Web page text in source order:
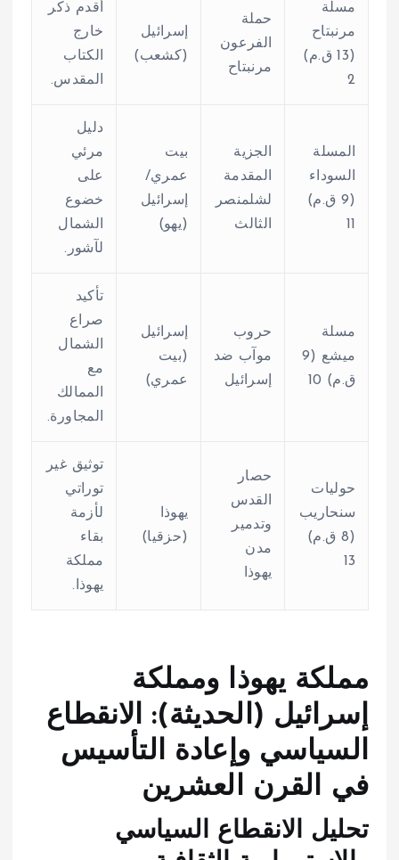
مسلة
مرنبتاح
(13 ق.م)
2
حملة
الفرعون
مرنبتاح
إسرائيل
(كشعب)
أقدم ذكر
خارج
الكتاب
المقدس.
المسلة
السوداء
(9 ق.م)
11
الجزية
المقدمة
لشلمنصر
الثالث
بيت
عمري/
إسرائيل
(يهو)
دليل
مرئي
على
خضوع
الشمال
لآشور.
مسلة
ميشع (9
ق.م) 10
حروب
موآب ضد
إسرائيل
إسرائيل
(بيت
عمري)
تأكيد
صراع
الشمال
مع
الممالك
المجاورة.
حوليات
سنحاريب
(8 ق.م)
13
حصار
القدس
وتدمير
مدن
يهوذا
يهوذا
(حزقيا)
توثيق غير
توراتي
لأزمة
بقاء
مملكة
يهوذا.
مملكة يهوذا ومملكة
إسرائيل (الحديثة): الانقطاع
السياسي وإعادة التأسيس
في القرن العشرين
تحليل الانقطاع السياسي